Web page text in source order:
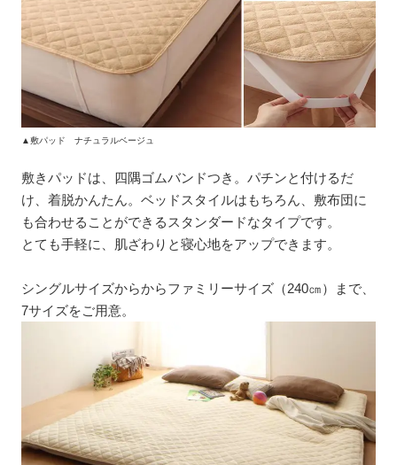
▲敷パッド ナチュラルベージュ
敷きパッドは、四隅ゴムバンドつき。パチンと付けるだ
け、着脱かんたん。ベッドスタイルはもちろん、敷布団に
も合わせることができるスタンダードなタイプです。
とても手軽に、肌ざわりと寝心地をアップできます。
シングルサイズからからファミリーサイズ（240㎝）まで、
7サイズをご用意。